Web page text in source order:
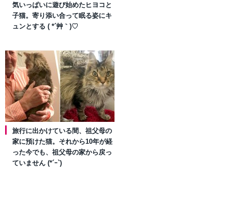
気いっぱいに遊び始めたヒヨコと
子猫。寄り添い合って眠る姿にキ
ュンとする ( *´艸｀)♡
旅行に出かけている間、祖父母の
家に預けた猫。それから10年が経
った今でも、祖父母の家から戻っ
ていません (*´ｰ`)